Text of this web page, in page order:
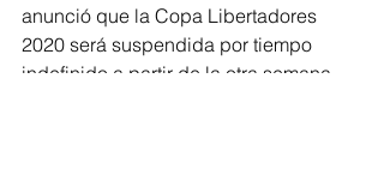
anunció que la Copa Libertadores
2020 será suspendida por tiempo
indefinido a partir de la otra semana